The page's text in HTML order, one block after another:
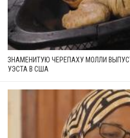
ЗНАМЕНИТУЮ ЧЕРЕПАХУ МОЛЛИ
УЭСТА В США